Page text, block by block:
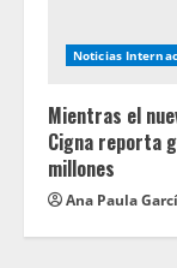
Noticias
Mientras el
Cigna reporta
millones
Ana Paula